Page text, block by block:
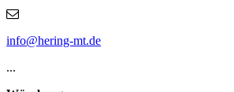
info@hering-mt.de
...